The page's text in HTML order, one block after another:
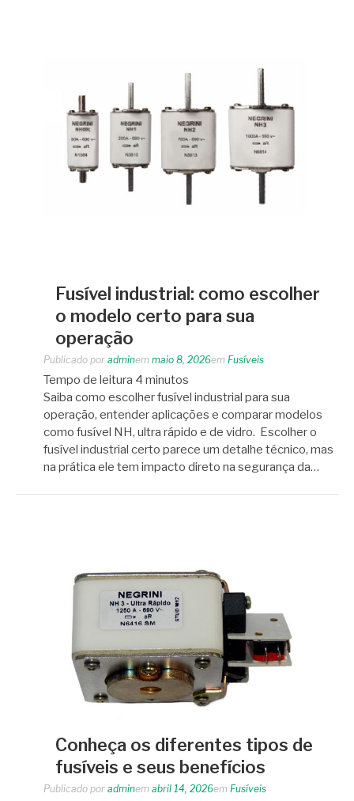
Fusível industrial: como escolher
o modelo certo para sua
operação
Publicado por adminem maio 8, 2026em Fusíveis
Tempo de leitura 4 minutos
Saiba como escolher fusível industrial para sua
operação, entender aplicações e comparar modelos
como fusível NH, ultra rápido e de vidro. Escolher o
fusível industrial certo parece um detalhe técnico, mas
na prática ele tem impacto direto na segurança da…
Conheça os diferentes tipos de
fusíveis e seus benefícios
Publicado por adminem abril 14, 2026em Fusíveis